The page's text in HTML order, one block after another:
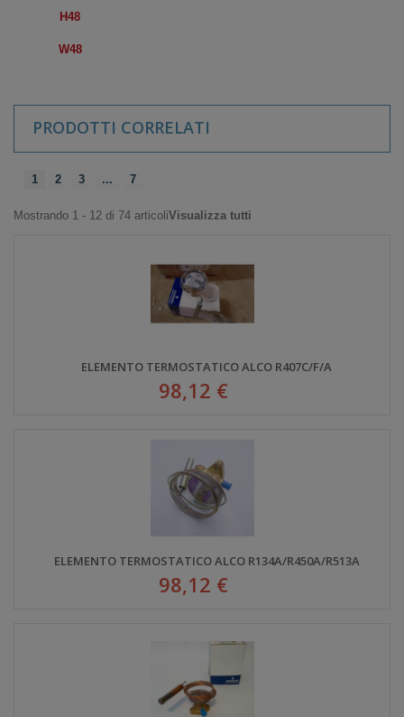
H48
W48
PRODOTTI CORRELATI
1 2 3 ... 7
Mostrando 1 - 12 di 74 articoliVisualizza tutti
ELEMENTO TERMOSTATICO ALCO R407C/F/A
98,12 €
ELEMENTO TERMOSTATICO ALCO R134A/R450A/R513A
98,12 €